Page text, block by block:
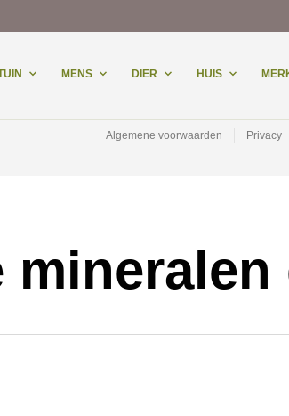
MENS DIER HUIS
Algemene voorwaarden Privacy